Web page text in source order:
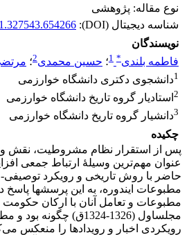
نوع مقاله: پژوهشی
شناسه دیجیتال (DOI):
نویسندگان
فاطمه بلندی*
1؛ حسین محمدی2؛
1دانشجوی دکتری دانشگاه خوارزمی
2 استادیار گروه تاریخ دانشگاه خوارزمی
3دانشیار گروه تاریخ دانشگاه خوارزمی
چکیده
پس از استقرار نظام مشروطیت، نقش
عنوان مهم‌ترین وسیلۀ ارتباط جمعی
حاضر با روش­ تاریخی و رویکرد توصیفی-
مطبوعات این­دوره، به این پرسشها
مطبوعات و تعامل آنان با ارکان
مجلس­اول (1326-1324ق)
رویکردی اخبار و رویدادها را منعکس